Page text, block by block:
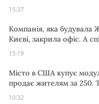
15:37
Компанія, яка будувала
Києві, закрила офіс. А
15:19
Місто в США купує
продає жителям за 250.
10:32